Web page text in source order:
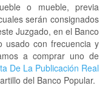
o mueble, previa
serán consignados
Juzgado, en el Banco
usado con frecuencia y
a comprar uno de
De La Publicación Real
del Banco Popular.